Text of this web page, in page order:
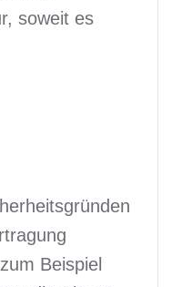
soweit es
Beispiel